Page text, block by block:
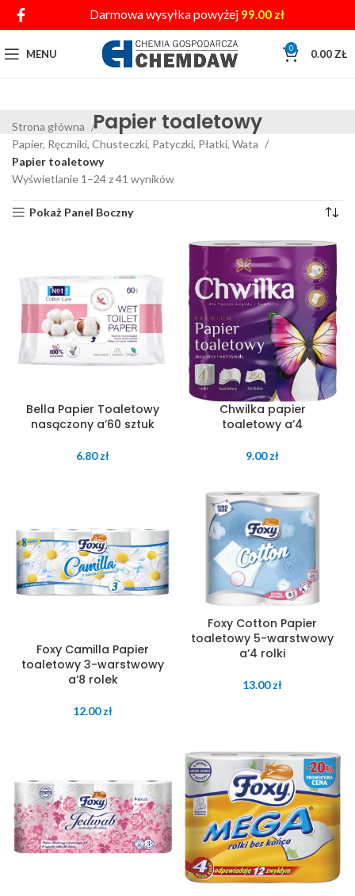
Darmowa wysyłka powyżej 99.00 zł
MENU 0 0.00 ZŁ
Papier toaletowy
Strona główna
Papier, Ręczniki, Chusteczki, Patyczki, Płatki, Wata
Papier toaletowy
Wyświetlanie 1–24 z 41 wyników
Pokaż Panel Boczny
Bella Papier Toaletowy
nasączony a’60 sztuk
6.80zł
Chwilka papier
toaletowy a’4
9.00zł
Foxy Camilla Papier
toaletowy 3-warstwowy
a’8 rolek
12.00zł
Foxy Cotton Papier
toaletowy 5-warstwowy
a’4 rolki
13.00zł